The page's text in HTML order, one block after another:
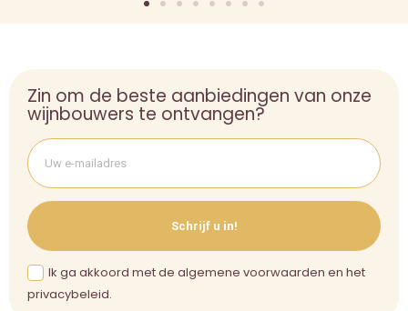
Zin om de beste aanbiedingen van onze
wijnbouwers te ontvangen?
Schrijf u in!
Ik ga akkoord met de algemene voorwaarden en het
privacybeleid.